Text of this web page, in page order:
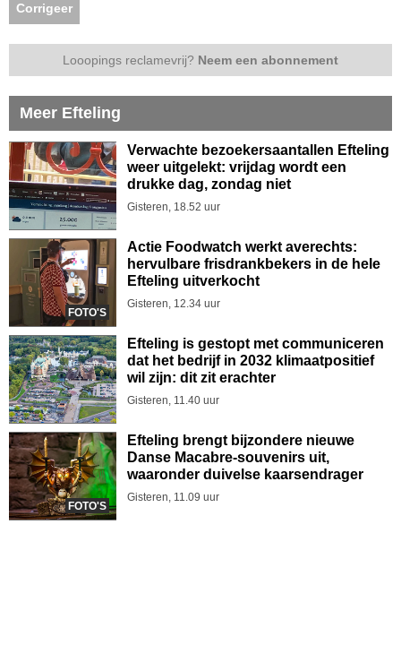
Corrigeer
Looopings reclamevrij? Neem een abonnement
Meer Efteling
Verwachte bezoekersaantallen Efteling
weer uitgelekt: vrijdag wordt een
drukke dag, zondag niet
Gisteren, 18.52 uur
FOTO'S
Actie Foodwatch werkt averechts:
hervulbare frisdrankbekers in de hele
Efteling uitverkocht
Gisteren, 12.34 uur
Efteling is gestopt met communiceren
dat het bedrijf in 2032 klimaatpositief
wil zijn: dit zit erachter
Gisteren, 11.40 uur
FOTO'S
Efteling brengt bijzondere nieuwe
Danse Macabre-souvenirs uit,
waaronder duivelse kaarsendrager
Gisteren, 11.09 uur